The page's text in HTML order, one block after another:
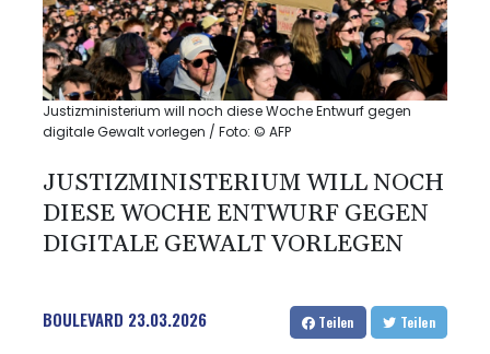
Justizministerium will noch diese Woche Entwurf gegen
digitale Gewalt vorlegen / Foto: © AFP
JUSTIZMINISTERIUM WILL NOCH
DIESE WOCHE ENTWURF GEGEN
DIGITALE GEWALT VORLEGEN
BOULEVARD 23.03.2026 Teilen Teilen